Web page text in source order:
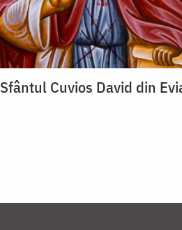
Sfântul Cuvios David din